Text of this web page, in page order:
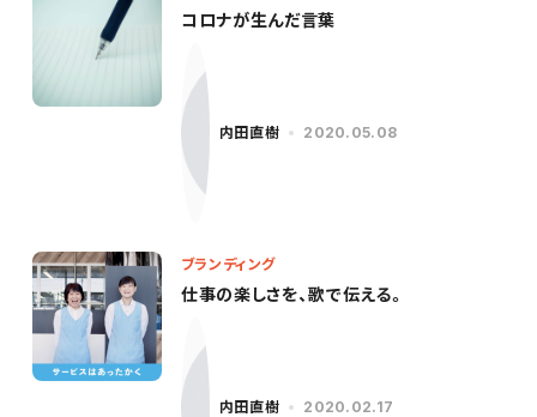
コロナが生んだ言葉
内田直樹 2020.05.08
ブランディング
仕事の楽しさを、歌で伝える。
内田直樹 2020.02.17